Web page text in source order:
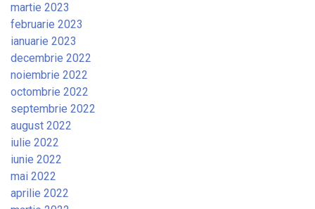
martie 2023
februarie 2023
ianuarie 2023
decembrie 2022
noiembrie 2022
octombrie 2022
septembrie 2022
august 2022
iulie 2022
iunie 2022
mai 2022
aprilie 2022